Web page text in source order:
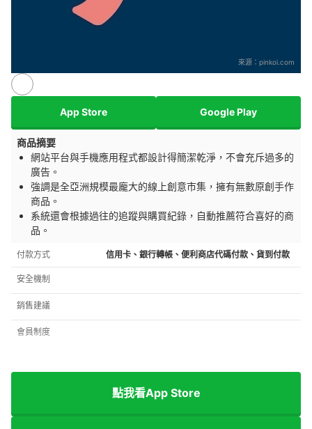
來源： pinkoi.com
App Store Google Play
商品摘要
網站平台與手機應用程式都設計得簡潔乾淨，不會充斥過多的
廣告。
強調是全亞洲規模最龐大的線上創意市集，擁有無數原創手作
商品。
系統還會根據過往的追蹤與購買紀錄，自動推薦符合喜好的商
品。
付款方式 信用卡、銀行轉帳、便利商店代碼付款、貨到付款
安全機制
銷售建議
會員制度
點我看App Store